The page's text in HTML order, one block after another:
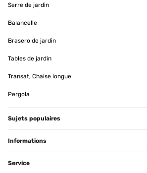
Wasserdicht ist!!!!!!!! Aber leider ist das nicht
Amazon-Benutzer
man ALLE innen liegenden Bohrungen
verbesserungsfähig! Der Aufbau an sich ist
Amazon-Benutzer
Serre de jardin
Balancelle
Brasero de jardin
Tables de jardin
Transat, Chaise longue
Pergola
Sujets populaires
Informations
Service